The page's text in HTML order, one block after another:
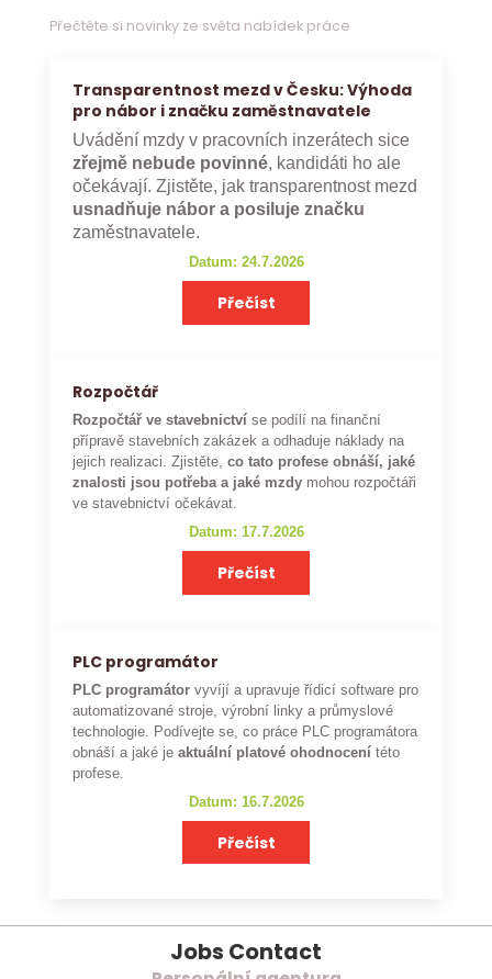
Přečtěte si novinky ze světa nabídek práce
Transparentnost mezd v Česku: Výhoda
pro nábor i značku zaměstnavatele
Uvádění mzdy v pracovních inzerátech sice
zřejmě nebude povinné, kandidáti ho ale
očekávají. Zjistěte, jak transparentnost mezd
usnadňuje nábor a posiluje značku
zaměstnavatele.
Datum: 24.7.2026
Přečíst
Rozpočtář
Rozpočtář ve stavebnictví se podílí na finanční
přípravě stavebních zakázek a odhaduje náklady na
jejich realizaci. Zjistěte,co tato profese obnáší, jaké
znalosti jsou potřeba a jaké mzdy mohou rozpočtáři
ve stavebnictví očekávat.
Datum: 17.7.2026
Přečíst
PLC programátor
PLC programátor vyvíjí a upravuje řídicí software pro
automatizované stroje, výrobní linky a průmyslové
technologie. Podívejte se, co práce PLC programátora
obnáší a jaké je aktuální platové ohodnocení této
profese.
Datum: 16.7.2026
Přečíst
Jobs Contact